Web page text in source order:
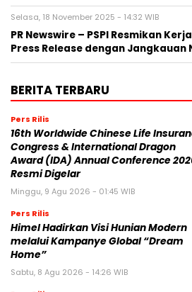
Selasa, 18 November 2025 - 14:32 WIB
PR Newswire – PSPI Resmikan
Press Release dengan Jangkauan
BERITA TERBARU
Pers Rilis
16th Worldwide Chinese Life
Congress & International Dragon
Award (IDA) Annual Conference
Resmi Digelar
Minggu, 9 Agu 2026 - 01:45 WIB
Pers Rilis
Himel Hadirkan Visi Hunian Modern
melalui Kampanye Global “Dream
Home”
Sabtu, 8 Agu 2026 - 14:26 WIB